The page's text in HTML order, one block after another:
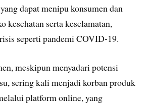
dapat menipu konsumen dan
kesehatan serta keselamatan,
seperti pandemi COVID-19.
meskipun menyadari potensi
sering kali menjadi korban produk
platform online, yang